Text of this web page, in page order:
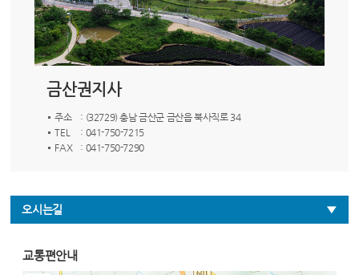
금산권지사
주소
: (32729) 충남 금산군 금산읍 북사직로 34
TEL
: 041-750-7215
FAX
: 041-750-7290
오시는길
교통편안내